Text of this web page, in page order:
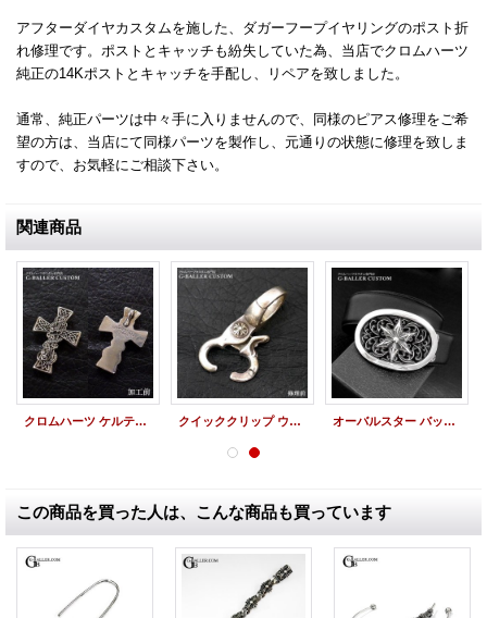
アフターダイヤカスタムを施した、ダガーフープイヤリングのポスト折
れ修理です。ポストとキャッチも紛失していた為、当店でクロムハーツ
純正の14Kポストとキャッチを手配し、リペアを致しました。
通常、純正パーツは中々手に入りませんので、同様のピアス修理をご希
望の方は、当店にて同様パーツを製作し、元通りの状態に修理を致しま
すので、お気軽にご相談下さい。
関連商品
クロムハーツ ケルティッククロス ベイル 丸カン 製作 クイッククリップ ウィズ・クロスボール クリップ バネ修理 オーバルスター バックル いぶし・新品仕上加工
この商品を買った人は、こんな商品も買っています